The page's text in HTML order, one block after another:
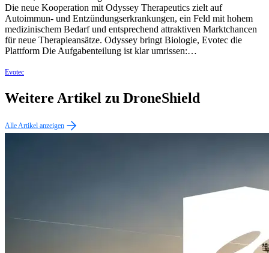
Die neue Kooperation mit Odyssey Therapeutics zielt auf
Autoimmun- und Entzündungserkrankungen, ein Feld mit hohem
medizinischem Bedarf und entsprechend attraktiven Marktchancen
für neue Therapieansätze. Odyssey bringt Biologie, Evotec die
Plattform Die Aufgabenteilung ist klar umrissen:…
Evotec
Weitere Artikel zu DroneShield
Alle Artikel anzeigen